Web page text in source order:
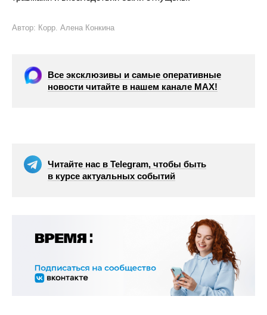
Автор: Корр. Алена Конкина
Все эксклюзивы и самые оперативные
новости читайте в нашем канале МАХ!
Читайте нас в Telegram, чтобы быть
в курсе актуальных событий